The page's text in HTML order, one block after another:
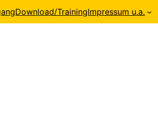
Download/TrainingImpressum u.a.